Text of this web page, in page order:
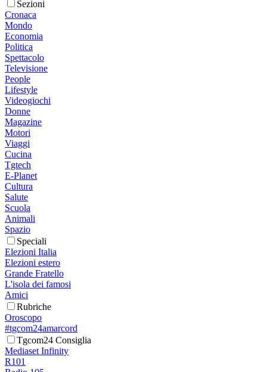
Sezioni
Cronaca
Mondo
Economia
Politica
Spettacolo
Televisione
People
Lifestyle
Videogiochi
Donne
Magazine
Motori
Viaggi
Cucina
Tgtech
E-Planet
Cultura
Salute
Scuola
Animali
Spazio
Speciali
Elezioni Italia
Elezioni estero
Grande Fratello
L'isola dei famosi
Amici
Rubriche
Oroscopo
#tgcom24amarcord
Tgcom24 Consiglia
Mediaset Infinity
R101